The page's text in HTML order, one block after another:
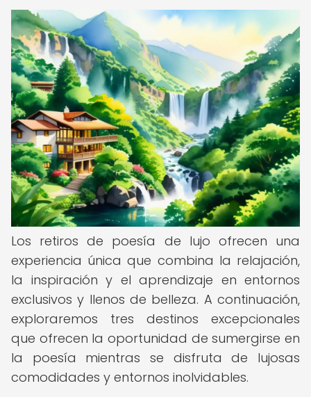
Los retiros de poesía de lujo ofrecen una
experiencia única que combina la relajación,
la inspiración y el aprendizaje en entornos
exclusivos y llenos de belleza. A continuación,
exploraremos tres destinos excepcionales
que ofrecen la oportunidad de sumergirse en
la poesía mientras se disfruta de lujosas
comodidades y entornos inolvidables.